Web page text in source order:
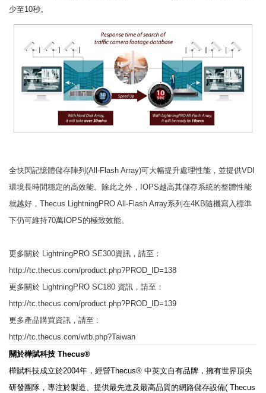
少至10秒。
全快閃記憶體儲存陣列(All-Flash Array)可大幅提升處理性能，並提供VDI
環境長時間穩定的高效能。除此之外，IOPS越高其儲存系統的整體性能
就越好，Thecus LightningPRO All-Flash Array系列在4KB隨機寫入標準
下仍可維持70萬IOPS的極致效能。
更多關於 LightningPRO SE300資訊，請至：
http://tc.thecus.com/product.php?PROD_ID=138
更多關於 LightningPRO SC180 資訊，請至：
http://tc.thecus.com/product.php?PROD_ID=139
更多產品購買資訊，請至 :
http://tc.thecus.com/wtb.php?Taiwan
關於樺賦科技 Thecus®
樺賦科技成立於2004年，經營Thecus® 中英文自有品牌，擁有世界頂尖
研發團隊，專注於製造、提供最先進及最高品質的網路儲存設備( Thecus